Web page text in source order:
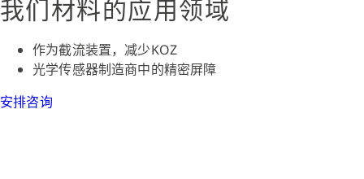
我们材料的应用领域
作为截流装置，减少KOZ
光学传感器制造商中的精密屏障
安排咨询